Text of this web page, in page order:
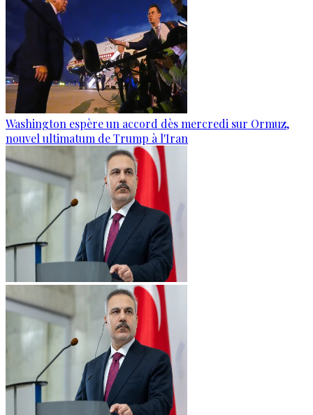
Washington espère un accord dès mercredi sur Ormuz,
nouvel ultimatum de Trump à l'Iran